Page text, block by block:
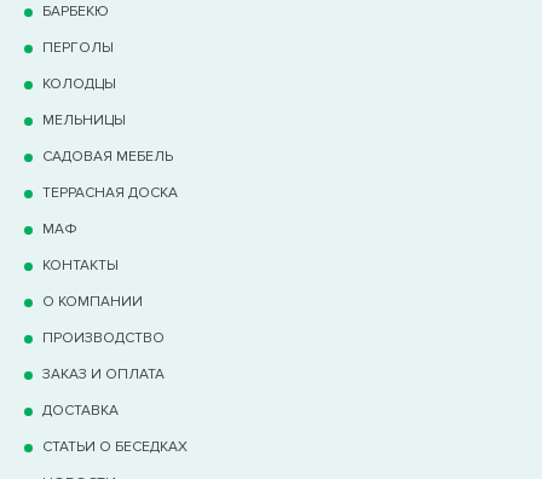
БАРБЕКЮ
ПЕРГОЛЫ
КОЛОДЦЫ
МЕЛЬНИЦЫ
САДОВАЯ МЕБЕЛЬ
ТЕРРАCНАЯ ДОСКА
МАФ
КОНТАКТЫ
О КОМПАНИИ
ПРОИЗВОДСТВО
ЗАКАЗ И ОПЛАТА
ДОСТАВКА
СТАТЬИ О БЕСЕДКАХ